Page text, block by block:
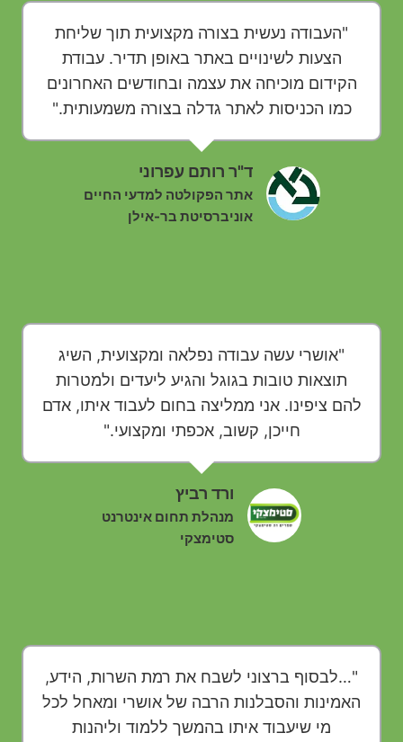
"העבודה נעשית בצורה מקצועית תוך שליחת
הצעות לשינויים באתר באופן תדיר. עבודת
הקידום מוכיחה את עצמה ובחודשים האחרונים
כמו הכניסות לאתר גדלה בצורה משמעותית."
ד"ר רותם עפרוני
אתר הפקולטה למדעי החיים
אוניברסיטת בר-אילן
"אושרי עשה עבודה נפלאה ומקצועית, השיג
תוצאות טובות בגוגל והגיע ליעדים ולמטרות
להם ציפינו. אני ממליצה בחום לעבוד איתו, אדם
חייכן, קשוב, אכפתי ומקצועי."
ורד רביץ
מנהלת תחום אינטרנט
סטימצקי
"…לבסוף ברצוני לשבח את רמת השרות, הידע,
האמינות והסבלנות הרבה של אושרי ומאחל לכל
מי שיעבוד איתו בהמשך ללמוד וליהנות